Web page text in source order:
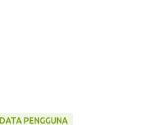
PENGGUNA